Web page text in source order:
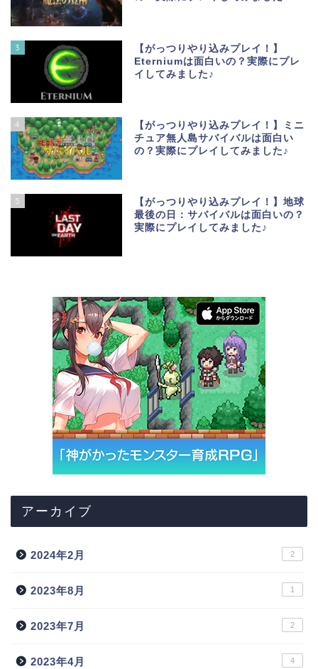
3
【がっつりやり込みプレイ！】
Eterniumは面白いの？実際にプレ
イしてみました♪
4
【がっつりやり込みプレイ！】ミニ
チュア無人島サバイバルは面白い
の？実際にプレイしてみました♪
5
【がっつりやり込みプレイ！】地球
最後の日：サバイバルは面白いの？
実際にプレイしてみました♪
アーカイブ
2024年2月 2
2023年8月 1
2023年7月 2
2023年4月 4